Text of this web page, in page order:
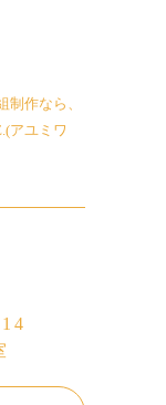
作なら、
アユミワ